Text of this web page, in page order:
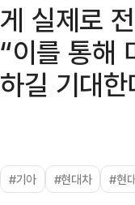
게 실제로
“이를 통해
하길 기대
#기아 #현대차 #현